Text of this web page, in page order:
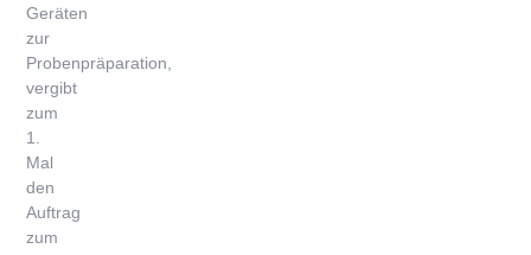
Geräten
zur
Probenpräparation,
vergibt
zum
1.
Mal
den
Auftrag
zum